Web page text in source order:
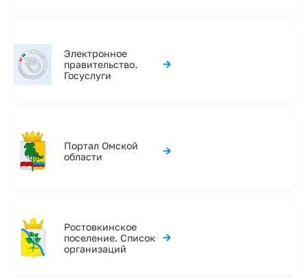
Электронное
правительство.
Госуслуги
→
Портал Омской
области
→
Ростовкинское
поселение. Список
организаций
→